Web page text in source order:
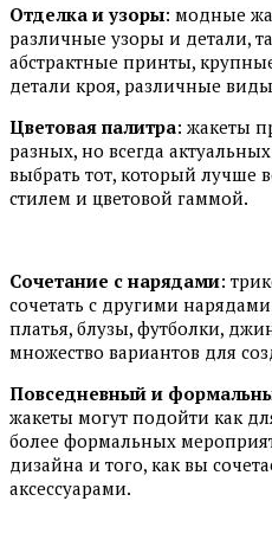
Отделка и узоры: модные
различные узоры и детали,
абстрактные принты,
детали кроя, различные
Цветовая палитра: жакеты
разных, но всегда
выбрать тот, который лучше
стилем и цветовой гаммой.
Сочетание с нарядами:
сочетать с другими
платья, блузы, футболки,
множество вариантов для
Повседневный и
жакеты могут подойти как
более формальных
дизайна и того, как вы
аксессуарами.